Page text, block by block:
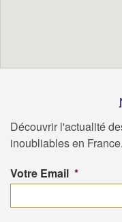
Découvrir l'actualité
inoubliables en France.
Votre Email *